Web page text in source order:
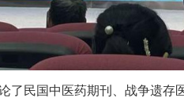
了民国中医药期刊、战争遗存